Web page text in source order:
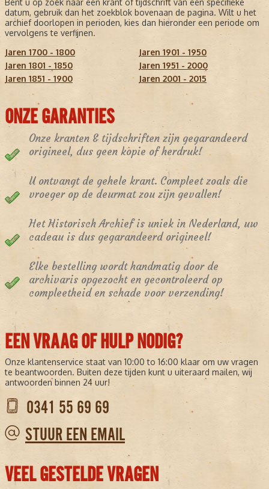
Bent u op zoek naar een krant of tijdschrift van een specifieke
datum, gebruik dan het zoekblok bovenaan de pagina. Wilt u het
archief doorlopen in perioden, kies dan hieronder een periode om
vervolgens te verfijnen.
Jaren 1700 - 1800
Jaren 1801 - 1850
Jaren 1851 - 1900
Jaren 1901 - 1950
Jaren 1951 - 2000
Jaren 2001 - 2015
ONZE GARANTIES
Onze kranten & tijdschriften zijn gegarandeerd
origineel, dus geen kopie of herdruk!
U ontvangt de gehele krant. Compleet zoals die
vroeger op de deurmat zou zijn gevallen!
Het Historisch Archief is uniek in Nederland, uw
cadeau is dus gegarandeerd origineel!
Elke bestelling wordt handmatig door de
archivaris opgezocht en gecontroleerd op
compleetheid en schade voor verzending!
EEN VRAAG OF HULP NODIG?
Onze klantenservice staat van 10:00 to 16:00 klaar om uw vragen
te beantwoorden. Buiten deze tijden kunt u uiteraard mailen, wij
antwoorden binnen 24 uur!
0341 55 69 69
STUUR EEN EMAIL
VEEL GESTELDE VRAGEN